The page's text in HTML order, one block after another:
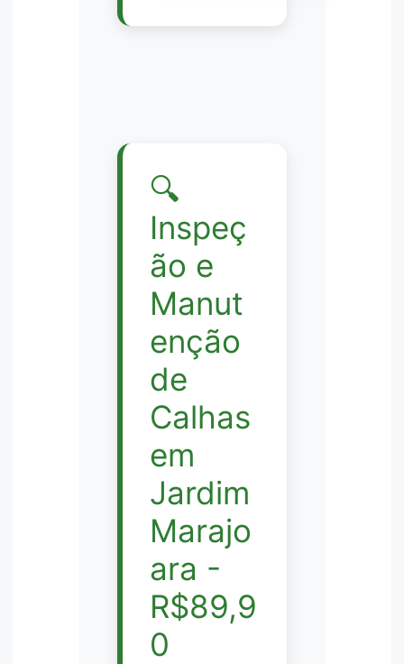
🔍
Inspeç
ão e
Manut
enção
de
Calhas
em
Jardim
Marajo
ara -
R$89,9
0